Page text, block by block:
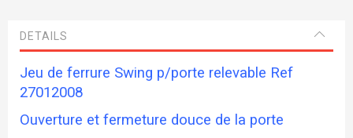
DETAILS
Jeu de ferrure Swing p/porte relevable Ref
27012008
Ouverture et fermeture douce de la porte